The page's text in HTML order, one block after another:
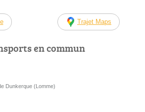
Trajet Maps
en commun
Dunkerque (Lomme)